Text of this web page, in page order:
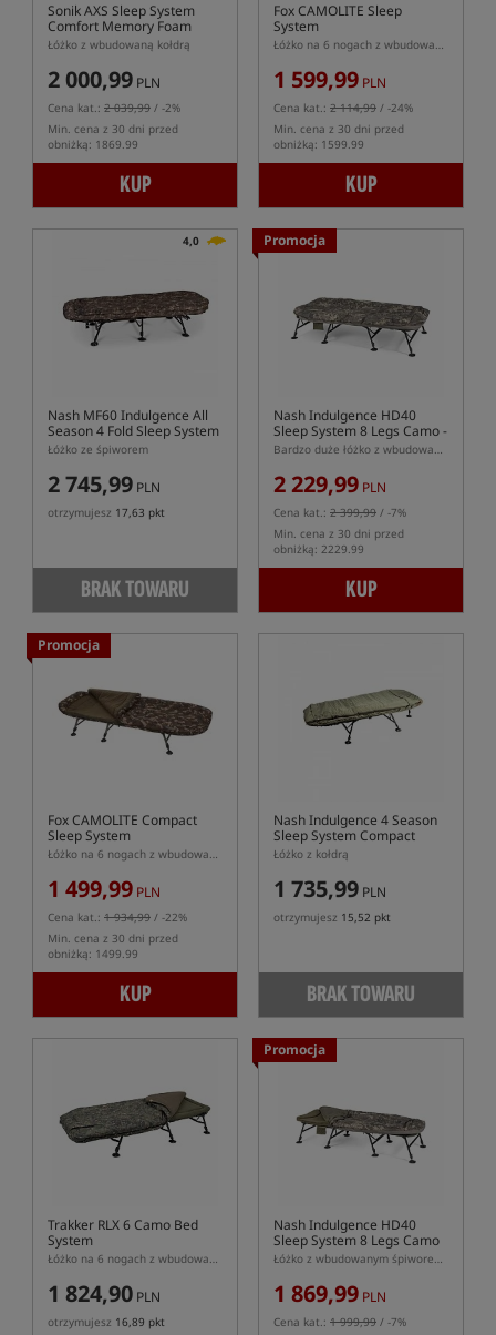
Sonik AXS Sleep System
Comfort Memory Foam
Łóżko z wbudowaną kołdrą
2 000,99 PLN
Cena kat.: 2 039,99 / -2%
Min. cena z 30 dni przed
obniżką: 1869.99
KUP
Fox CAMOLITE Sleep
System
Łóżko na 6 nogach z wbudowaną kołdrą w kolorze kamuflażu
1 599,99 PLN
Cena kat.: 2 114,99 / -24%
Min. cena z 30 dni przed
obniżką: 1599.99
KUP
4,0
Nash MF60 Indulgence All
Season 4 Fold Sleep System
Łóżko ze śpiworem
2 745,99 PLN
otrzymujesz 17,63 pkt
BRAK TOWARU
Promocja
Nash Indulgence HD40
Sleep System 8 Legs Camo -
Emperor
Bardzo duże łóżko z wbudowanym śpiworem Nash Indulgence HD40 na 8 nogach
2 229,99 PLN
Cena kat.: 2 399,99 / -7%
Min. cena z 30 dni przed
obniżką: 2229.99
KUP
Promocja
Fox CAMOLITE Compact
Sleep System
Łóżko na 6 nogach z wbudowaną kołdrą w kolorze kamuflażu
1 499,99 PLN
Cena kat.: 1 934,99 / -22%
Min. cena z 30 dni przed
obniżką: 1499.99
KUP
Nash Indulgence 4 Season
Sleep System Compact
Łóżko z kołdrą
1 735,99 PLN
otrzymujesz 15,52 pkt
BRAK TOWARU
Trakker RLX 6 Camo Bed
System
Łóżko na 6 nogach z wbudowaną kołdrą (Sleepsystem)
1 824,90 PLN
otrzymujesz 16,89 pkt
Promocja
Nash Indulgence HD40
Sleep System 8 Legs Camo
Łóżko z wbudowanym śpiworem Nash Indulgence HD40 na 8 nogach
1 869,99 PLN
Cena kat.: 1 999,99 / -7%